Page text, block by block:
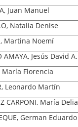
Juan Manuel
Natalia Denise
Martina Noemí
AMAYA, Jesús David A.
María Florencia
Leonardo Martín
CARPONI, María Delia
German Eduardo